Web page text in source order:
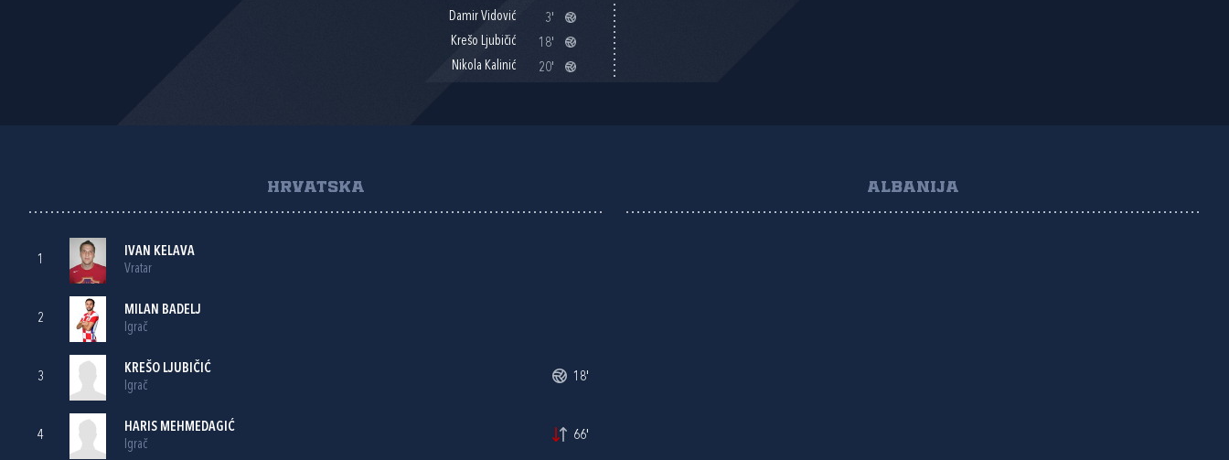
Damir Vidović
3'
Krešo Ljubičić
18'
Nikola Kalinić
20'
HRVATSKA
1
IVAN KELAVA
Vratar
2
MILAN BADELJ
Igrač
3
KREŠO LJUBIČIĆ
Igrač
18'
4
HARIS MEHMEDAGIĆ
Igrač
66'
ALBANIJA